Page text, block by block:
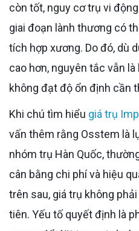
còn tốt, nguy cơ trụ vi
giai đoạn lành thương có
tích hợp xương. Do đó, dù
cao hơn, nguyên tắc vẫn
không đạt độ ổn định cần
Khi chú tìm hiểu giá trụ
vấn thêm rằng Osstem là
nhóm trụ Hàn Quốc,
cân bằng chi phí và hiệu
trên sau, giá trụ không
tiên. Yếu tố quyết định là